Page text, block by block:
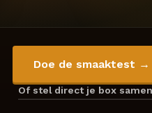
Doe de smaaktest →
Of stel direct je box